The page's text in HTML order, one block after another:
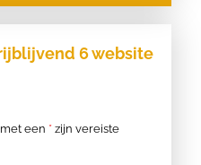
6 website
een * zijn vereiste